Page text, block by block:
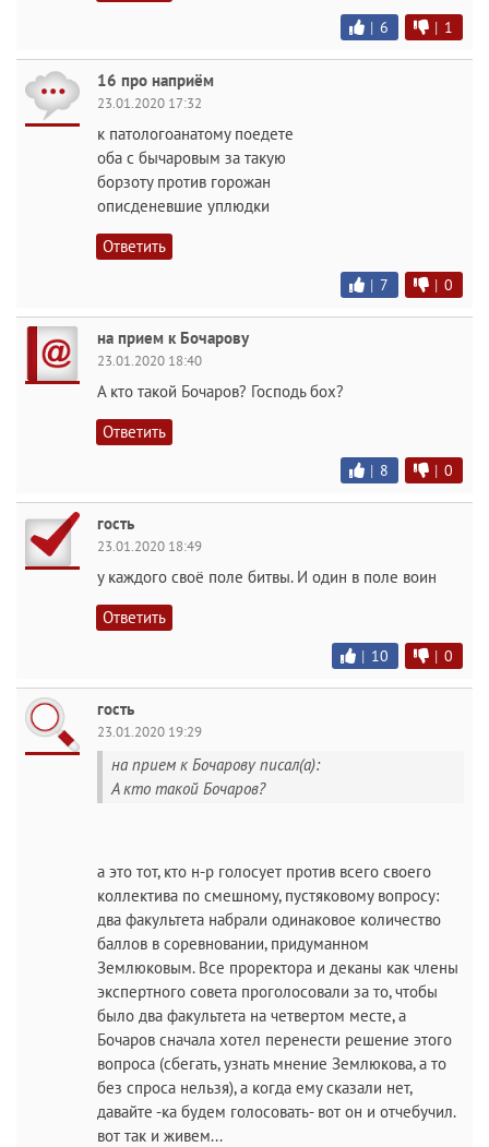
| 6 | 1
16 про наприём
23.01.2020 17:32
к патологоанатому поедете
оба с бычаровым за такую
борзоту против горожан
описденевшие уплюдки
Ответить
| 7 | 0
на прием к Бочарову
23.01.2020 18:40
А кто такой Бочаров? Господь бох?
Ответить
| 8 | 0
гость
23.01.2020 18:49
у каждого своё поле битвы. И один в поле воин
Ответить
| 10 | 0
гость
23.01.2020 19:29
на прием к Бочарову писал(а):
А кто такой Бочаров?
а это тот, кто н-р голосует против всего своего
коллектива по смешному, пустяковому вопросу:
два факультета набрали одинаковое количество
баллов в соревновании, придуманном
Землюковым. Все проректора и деканы как члены
экспертного совета проголосовали за то, чтобы
было два факультета на четвертом месте, а
Бочаров сначала хотел перенести решение этого
вопроса (сбегать, узнать мнение Землюкова, а то
без спроса нельзя), а когда ему сказали нет,
давайте -ка будем голосовать- вот он и отчебучил.
вот так и живем...